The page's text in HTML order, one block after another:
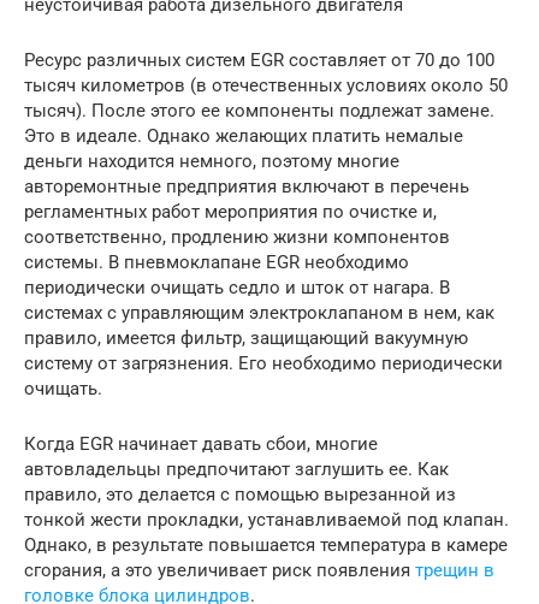
неустойчивая работа дизельного двигателя
Ресурс различных систем EGR составляет от 70 до 100
тысяч километров (в отечественных условиях около 50
тысяч). После этого ее компоненты подлежат замене.
Это в идеале. Однако желающих платить немалые
деньги находится немного, поэтому многие
авторемонтные предприятия включают в перечень
регламентных работ мероприятия по очистке и,
соответственно, продлению жизни компонентов
системы. В пневмоклапане EGR необходимо
периодически очищать седло и шток от нагара. В
системах с управляющим электроклапаном в нем, как
правило, имеется фильтр, защищающий вакуумную
систему от загрязнения. Его необходимо периодически
очищать.
Когда EGR начинает давать сбои, многие
автовладельцы предпочитают заглушить ее. Как
правило, это делается с помощью вырезанной из
тонкой жести прокладки, устанавливаемой под клапан.
Однако, в результате повышается температура в камере
сгорания, а это увеличивает риск появления трещин в
головке блока цилиндров.